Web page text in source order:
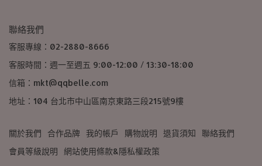
聯絡我們
客服專線：02-2880-8666
客服時間：週一至週五 9:00-12:00 / 13:30-18:00
信箱：mkt@qqbelle.com
地址：104 台北市中山區南京東路三段215號9樓
關於我們 合作品牌 我的帳戶 購物說明 退貨須知
聯絡我們
會員等級說明
網站使用條款&隱私權政策